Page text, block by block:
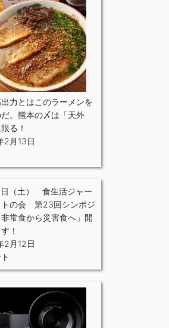
力とはこのラーメンを
。熊本の〆は「天外
る！
2月13日
（土） 食生活ジャー
トの会 第23回シンポジ
常食から災害食へ」開
！
2月12日